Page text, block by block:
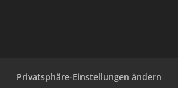
Privatsphäre-Einstellungen ändern